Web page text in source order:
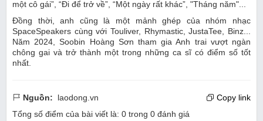
một cô gái”, “Đi để trở về”, “Một ngày rất khác”, "Tháng năm"...
Đồng thời, anh cũng là một mảnh ghép của nhóm nhạc
SpaceSpeakers cùng với Touliver, Rhymastic, JustaTee, Binz...
Năm 2024, Soobin Hoàng Sơn tham gia Anh trai vượt ngàn
chông gai và trở thành một trong những ca sĩ có điểm số tốt
nhất.
Nguồn: laodong.vn
Copy link
Tổng số điểm của bài viết là: 0 trong 0 đánh giá